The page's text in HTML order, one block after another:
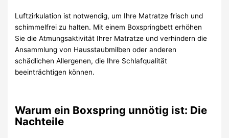
Luftzirkulation ist notwendig, um Ihre Matratze frisch und
schimmelfrei zu halten. Mit einem Boxspringbett erhöhen
Sie die Atmungsaktivität Ihrer Matratze und verhindern die
Ansammlung von Hausstaubmilben oder anderen
schädlichen Allergenen, die Ihre Schlafqualität
beeinträchtigen können.
Warum ein Boxspring unnötig ist: Die
Nachteile